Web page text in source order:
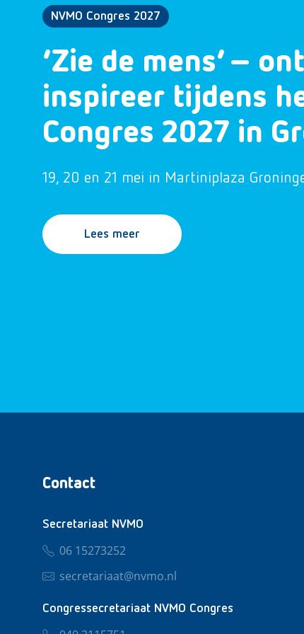
NVMO Congres 2027
‘Zie de mens’ –
inspireer tijdens
Congres 2027 in
19, 20 en 21 mei in Martiniplaza
Lees meer
Contact
Secretariaat NVMO
06 15273252
secretariaat@nvmo.nl
Congressecretariaat NVMO Congres